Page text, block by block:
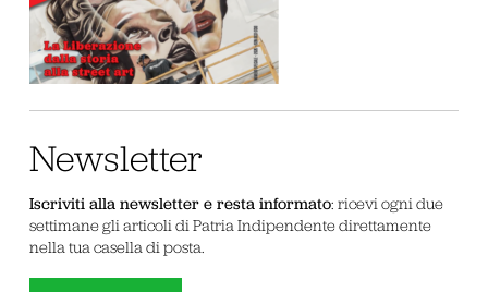
Newsletter
Iscriviti alla newsletter e resta informato: ricevi ogni due
settimane gli articoli di Patria Indipendente direttamente
nella tua casella di posta.